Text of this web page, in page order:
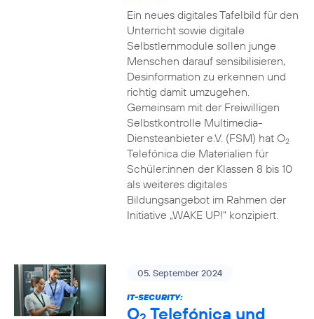
Ein neues digitales Tafelbild für den
Unterricht sowie digitale
Selbstlernmodule sollen junge
Menschen darauf sensibilisieren,
Desinformation zu erkennen und
richtig damit umzugehen.
Gemeinsam mit der Freiwilligen
Selbstkontrolle Multimedia-
Diensteanbieter e.V. (FSM) hat O2
Telefónica die Materialien für
Schüler:innen der Klassen 8 bis 10
als weiteres digitales
Bildungsangebot im Rahmen der
Initiative „WAKE UP!“ konzipiert.
05. September 2024
IT-SECURITY:
O Telefónica und